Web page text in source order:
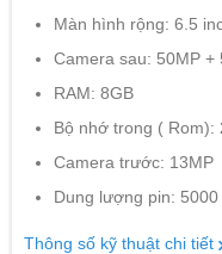
Màn hình rộng: 6.5
Camera sau: 50MP +
RAM: 8GB
Bộ nhớ trong ( Rom):
Camera trước: 13MP
Dung lượng pin: 5000
Thông số kỹ thuật chi tiết